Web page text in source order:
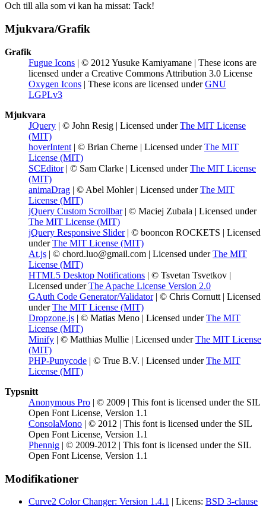
Och till alla som vi kan ha missat: Tack!
Mjukvara/Grafik
Grafik
Fugue Icons | © 2012 Yusuke Kamiyamane | These icons are
licensed under a Creative Commons Attribution 3.0 License
Oxygen Icons | These icons are licensed underGNU
LGPLv3
Mjukvara
JQuery | © John Resig | Licensed underThe MIT License
(MIT)
hoverIntent | © Brian Cherne | Licensed underThe MIT
License (MIT)
SCEditor| © Sam Clarke | Licensed underThe MIT License
(MIT)
animaDrag | © Abel Mohler | Licensed underThe MIT
License (MIT)
jQuery Custom Scrollbar| © Maciej Zubala | Licensed under
The MIT License (MIT)
jQuery Responsive Slider| © booncon ROCKETS | Licensed
underThe MIT License (MIT)
At.js | © chord.luo@gmail.com | Licensed underThe MIT
License (MIT)
HTML5 Desktop Notifications | © Tsvetan Tsvetkov |
Licensed underThe Apache License Version 2.0
GAuth Code Generator/Validator| © Chris Cornutt | Licensed
underThe MIT License (MIT)
Dropzone.js | © Matias Meno | Licensed underThe MIT
License (MIT)
Minify | © Matthias Mullie | Licensed underThe MIT License
(MIT)
PHP-Punycode | © True B.V. | Licensed underThe MIT
License (MIT)
Typsnitt
Anonymous Pro | © 2009 | This font is licensed under the SIL
Open Font License, Version 1.1
ConsolaMono | © 2012 | This font is licensed under the SIL
Open Font License, Version 1.1
Phennig | © 2009-2012 | This font is licensed under the SIL
Open Font License, Version 1.1
Modifikationer
Curve2 Color Changer: Version 1.4.1 | Licens: BSD 3-clause